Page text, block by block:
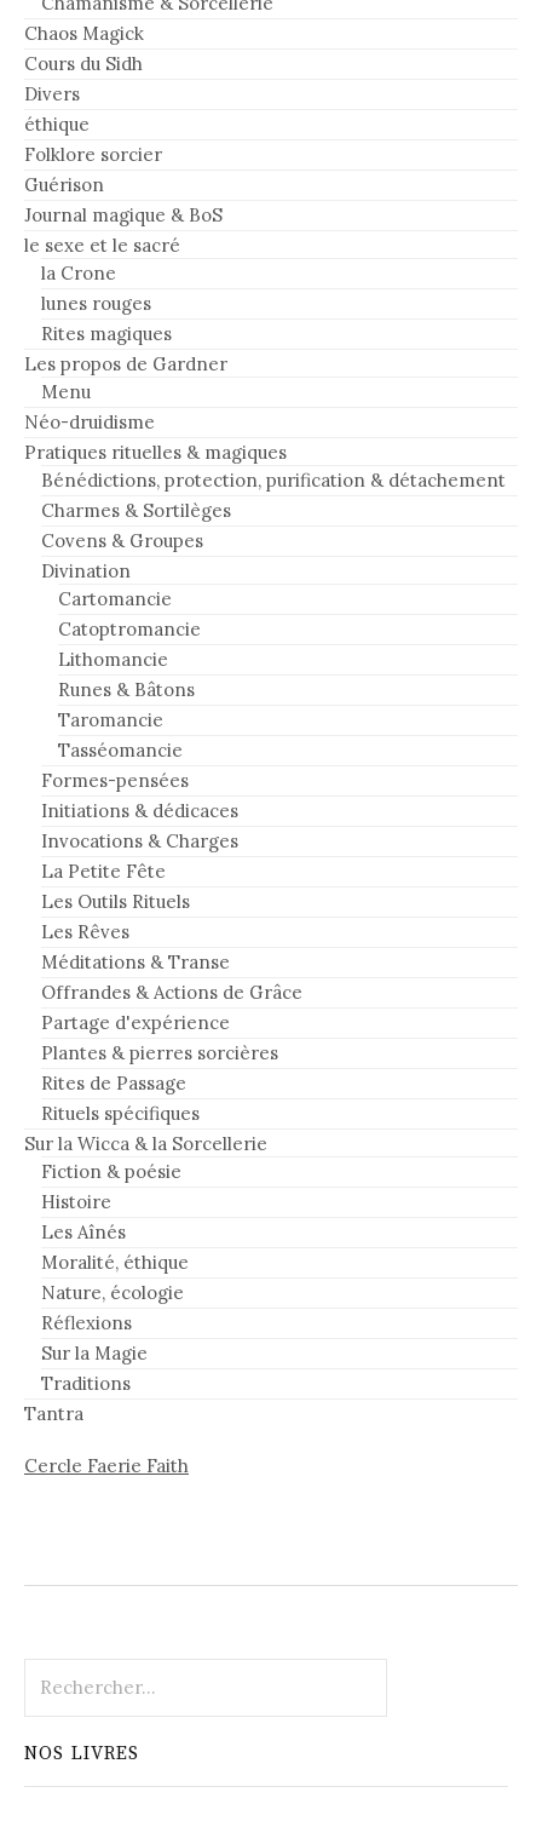
Chaos Magick
Cours du Sidh
Divers
éthique
Folklore sorcier
Guérison
Journal magique & BoS
le sexe et le sacré
la Crone
lunes rouges
Rites magiques
Les propos de Gardner
Menu
Néo-druidisme
Pratiques rituelles & magiques
Bénédictions, protection, purification & détachement
Charmes & Sortilèges
Covens & Groupes
Divination
Cartomancie
Catoptromancie
Lithomancie
Runes & Bâtons
Taromancie
Tasséomancie
Formes-pensées
Initiations & dédicaces
Invocations & Charges
La Petite Fête
Les Outils Rituels
Les Rêves
Méditations & Transe
Offrandes & Actions de Grâce
Partage d'expérience
Plantes & pierres sorcières
Rites de Passage
Rituels spécifiques
Sur la Wicca & la Sorcellerie
Fiction & poésie
Histoire
Les Aînés
Moralité, éthique
Nature, écologie
Réflexions
Sur la Magie
Traditions
Tantra
Cercle Faerie Faith
NOS LIVRES